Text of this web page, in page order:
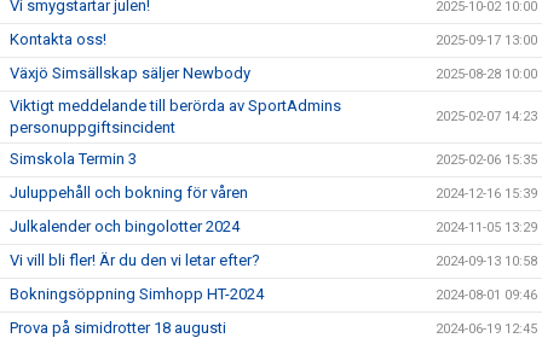
Vi smygstartar julen! 2025-10-02 10:00
Kontakta oss! 2025-09-17 13:00
Växjö Simsällskap säljer Newbody 2025-08-28 10:00
Viktigt meddelande till berörda av SportAdmins
personuppgiftsincident
2025-02-07 14:23
Simskola Termin 3 2025-02-06 15:35
Juluppehåll och bokning för våren 2024-12-16 15:39
Julkalender och bingolotter 2024 2024-11-05 13:29
Vi vill bli fler! Är du den vi letar efter? 2024-09-13 10:58
Bokningsöppning Simhopp HT-2024 2024-08-01 09:46
Prova på simidrotter 18 augusti 2024-06-19 12:45